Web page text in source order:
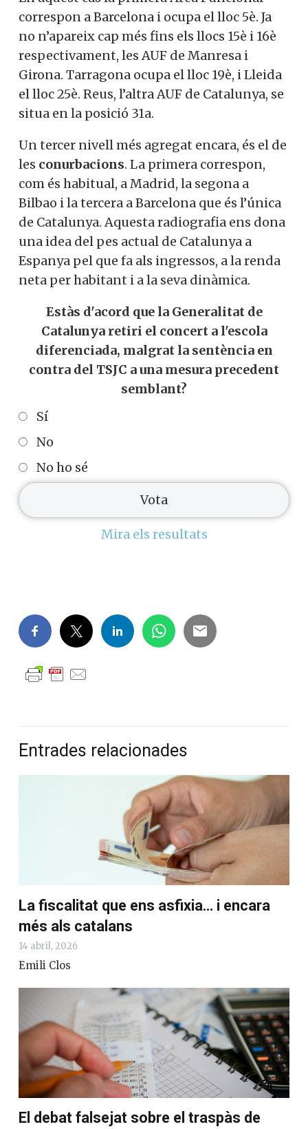
correspon a Barcelona i ocupa el lloc 5è. Ja
no n’apareix cap més fins els llocs 15è i 16è
respectivament, les AUF de Manresa i
Girona. Tarragona ocupa el lloc 19è, i Lleida
el lloc 25è. Reus, l’altra AUF de Catalunya, se
situa en la posició 31a.
Un tercer nivell més agregat encara, és el de
les conurbacions. La primera correspon,
com és habitual, a Madrid, la segona a
Bilbao i la tercera a Barcelona que és l’única
de Catalunya. Aquesta radiografia ens dona
una idea del pes actual de Catalunya a
Espanya pel que fa als ingressos, a la renda
neta per habitant i a la seva dinàmica.
Estàs d'acord que la Generalitat de
Catalunya retiri el concert a l'escola
diferenciada, malgrat la sentència en
contra del TSJC a una mesura precedent
semblant?
Sí
No
No ho sé
Mira els resultats
Entrades relacionades
La fiscalitat que ens asfixia… i encara
més als catalans
14 abril, 2026
Emili Clos
El debat falsejat sobre el traspàs de